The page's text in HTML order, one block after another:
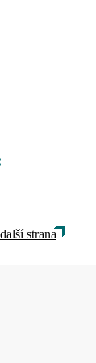
další strana